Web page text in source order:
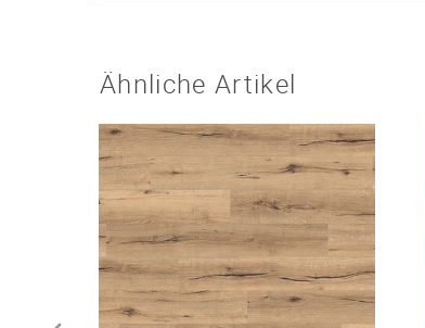
Ähnliche Artikel